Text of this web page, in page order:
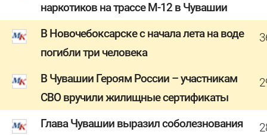
наркотиков на трассе М-12 в Чувашии
В Новочебоксарске с начала лета на воде
погибли три человека
В Чувашии Героям России – участникам
СВО вручили жилищные сертификаты
Глава Чувашии выразил соболезнования